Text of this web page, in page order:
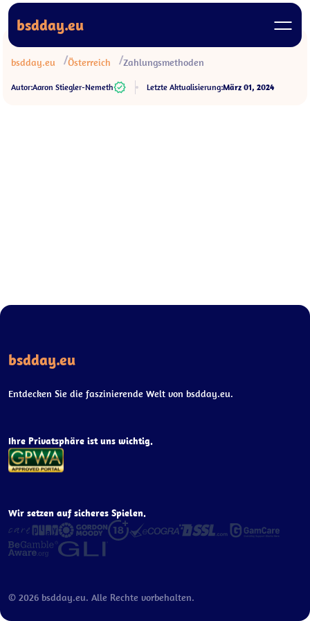
bsdday.eu
bsdday.eu Österreich Zahlungsmethoden
Autor:Aaron Stiegler-Nemeth Letzte Aktualisierung:März 01, 2024
bsdday.eu
Entdecken Sie die faszinierende Welt von bsdday.eu.
Ihre Privatsphäre ist uns wichtig.
Wir setzen auf sicheres Spielen.
© 2026 bsdday.eu. Alle Rechte vorbehalten.